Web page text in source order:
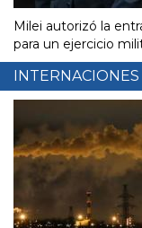
Milei autorizó la
para un ejercicio
INTERNACIONES